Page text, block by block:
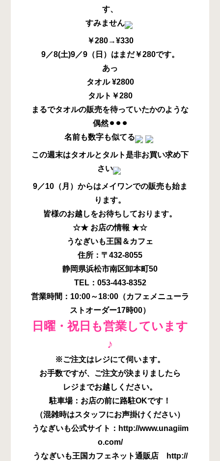
す、
すみません
￥280→¥330
9／8(土)9／9（日）はまだ￥280です。
あっ
タオル ¥2800
タルト￥280
まるでタオルの販売を待っていたかのような
偶然⚫︎⚫︎⚫︎
名前も数字も似てる
この週末はタオルとタルト是非お買い求め下
さい
9／10（月）からはメイワンでの販売も始ま
ります。
皆様のお越しをお待ちしております。
☆★ お店の情報 ★☆
うなぎいも王国＆カフェ
住所：〒432-8055
静岡県浜松市南区卸本町50
TEL：053-443-8352
営業時間：10:00～18:00（カフェメニューラ
ストオーダー17時00）
日曜・祝日も営業しています
♪
※ご注文はレジにて伺います。
お手数ですが、ご注文が決まりましたら
レジまでお越しください。
駐車場：お店の前に路駐OKです！
（混雑時はスタッフにお声掛けください）
うなぎいも公式サイト：http://www.unagiim
o.com/
うなぎいも王国カフェネット通販店 http://